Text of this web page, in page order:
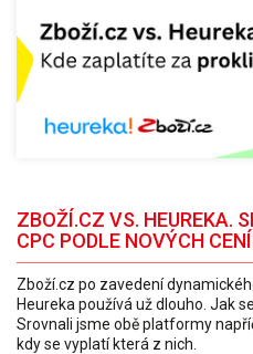
ZBOŽÍ.CZ VS. HEUREKA.
CPC PODLE NOVÝCH
Zboží.cz po zavedení
Heureka používá už dlouho. Jak
Srovnali jsme obě platformy
kdy se vyplatí která z nich.